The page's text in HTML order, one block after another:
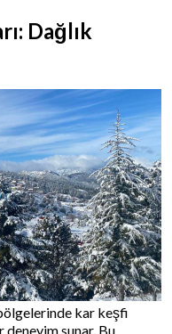
Dağlık
kar keşfi
sunar. Bu